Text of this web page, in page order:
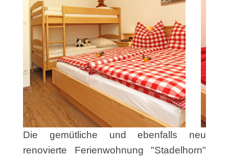
Die gemütliche und ebenfalls neu
renovierte Ferienwohnung "Stadelhorn"